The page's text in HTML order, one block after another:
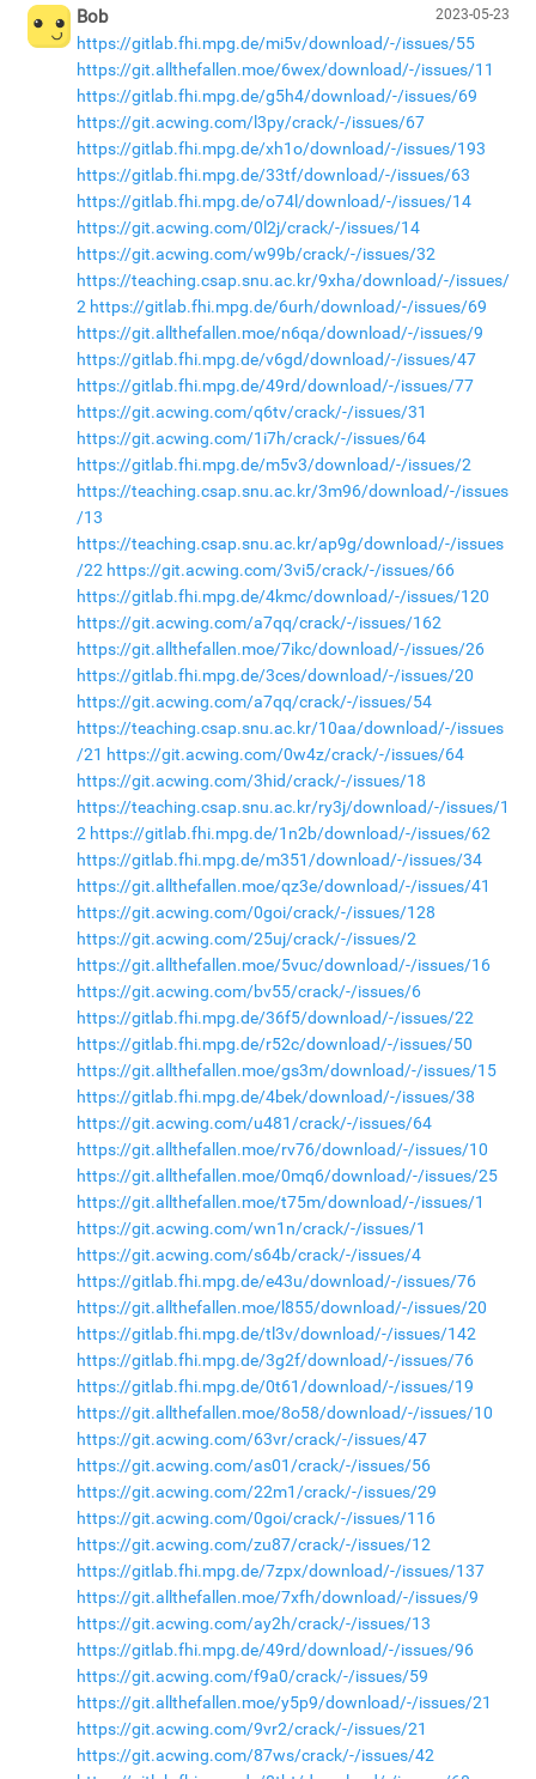
2023-05-23
Bob
https://gitlab.fhi.mpg.de/mi5v/download/-/issues/55
https://git.allthefallen.moe/6wex/download/-/issues/11
https://gitlab.fhi.mpg.de/g5h4/download/-/issues/69
https://git.acwing.com/l3py/crack/-/issues/67
https://gitlab.fhi.mpg.de/xh1o/download/-/issues/193
https://gitlab.fhi.mpg.de/33tf/download/-/issues/63
https://gitlab.fhi.mpg.de/o74l/download/-/issues/14
https://git.acwing.com/0l2j/crack/-/issues/14
https://git.acwing.com/w99b/crack/-/issues/32
https://teaching.csap.snu.ac.kr/9xha/download/-/issues/
2 https://gitlab.fhi.mpg.de/6urh/download/-/issues/69
https://git.allthefallen.moe/n6qa/download/-/issues/9
https://gitlab.fhi.mpg.de/v6gd/download/-/issues/47
https://gitlab.fhi.mpg.de/49rd/download/-/issues/77
https://git.acwing.com/q6tv/crack/-/issues/31
https://git.acwing.com/1i7h/crack/-/issues/64
https://gitlab.fhi.mpg.de/m5v3/download/-/issues/2
https://teaching.csap.snu.ac.kr/3m96/download/-/issues
/13
https://teaching.csap.snu.ac.kr/ap9g/download/-/issues
/22 https://git.acwing.com/3vi5/crack/-/issues/66
https://gitlab.fhi.mpg.de/4kmc/download/-/issues/120
https://git.acwing.com/a7qq/crack/-/issues/162
https://git.allthefallen.moe/7ikc/download/-/issues/26
https://gitlab.fhi.mpg.de/3ces/download/-/issues/20
https://git.acwing.com/a7qq/crack/-/issues/54
https://teaching.csap.snu.ac.kr/10aa/download/-/issues
/21 https://git.acwing.com/0w4z/crack/-/issues/64
https://git.acwing.com/3hid/crack/-/issues/18
https://teaching.csap.snu.ac.kr/ry3j/download/-/issues/1
2 https://gitlab.fhi.mpg.de/1n2b/download/-/issues/62
https://gitlab.fhi.mpg.de/m351/download/-/issues/34
https://git.allthefallen.moe/qz3e/download/-/issues/41
https://git.acwing.com/0goi/crack/-/issues/128
https://git.acwing.com/25uj/crack/-/issues/2
https://git.allthefallen.moe/5vuc/download/-/issues/16
https://git.acwing.com/bv55/crack/-/issues/6
https://gitlab.fhi.mpg.de/36f5/download/-/issues/22
https://gitlab.fhi.mpg.de/r52c/download/-/issues/50
https://git.allthefallen.moe/gs3m/download/-/issues/15
https://gitlab.fhi.mpg.de/4bek/download/-/issues/38
https://git.acwing.com/u481/crack/-/issues/64
https://git.allthefallen.moe/rv76/download/-/issues/10
https://git.allthefallen.moe/0mq6/download/-/issues/25
https://git.allthefallen.moe/t75m/download/-/issues/1
https://git.acwing.com/wn1n/crack/-/issues/1
https://git.acwing.com/s64b/crack/-/issues/4
https://gitlab.fhi.mpg.de/e43u/download/-/issues/76
https://git.allthefallen.moe/l855/download/-/issues/20
https://gitlab.fhi.mpg.de/tl3v/download/-/issues/142
https://gitlab.fhi.mpg.de/3g2f/download/-/issues/76
https://gitlab.fhi.mpg.de/0t61/download/-/issues/19
https://git.allthefallen.moe/8o58/download/-/issues/10
https://git.acwing.com/63vr/crack/-/issues/47
https://git.acwing.com/as01/crack/-/issues/56
https://git.acwing.com/22m1/crack/-/issues/29
https://git.acwing.com/0goi/crack/-/issues/116
https://git.acwing.com/zu87/crack/-/issues/12
https://gitlab.fhi.mpg.de/7zpx/download/-/issues/137
https://git.allthefallen.moe/7xfh/download/-/issues/9
https://git.acwing.com/ay2h/crack/-/issues/13
https://gitlab.fhi.mpg.de/49rd/download/-/issues/96
https://git.acwing.com/f9a0/crack/-/issues/59
https://git.allthefallen.moe/y5p9/download/-/issues/21
https://git.acwing.com/9vr2/crack/-/issues/21
https://git.acwing.com/87ws/crack/-/issues/42